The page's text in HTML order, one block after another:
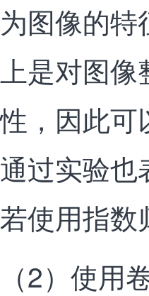
为图像的
上是对图
性，因此可
通过实验也
若使用指数
（2）使